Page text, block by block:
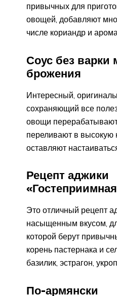
привычных для
овощей, добавляют
числе кориандр и
Соус без варки
брожения
Интересный,
сохраняющий все
овощи
переливают в высокую
оставляют
Рецепт аджики
Это отличный рецепт
насыщенным вкусом,
которой берут
корень пастернака и
базилик, эстрагон,
По-армянски